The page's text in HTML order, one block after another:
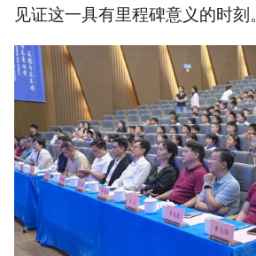
见证这一具有里程碑意义的时刻。